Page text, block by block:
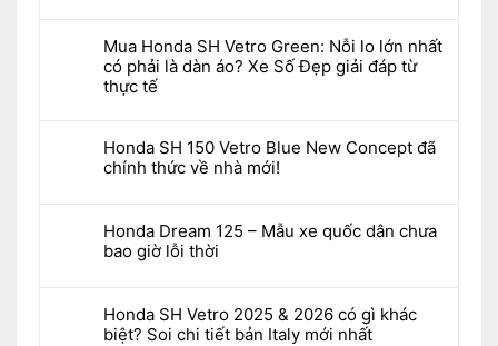
Mua Honda SH Vetro Green: Nỗi lo lớn nhất
có phải là dàn áo? Xe Số Đẹp giải đáp từ
thực tế
Honda SH 150 Vetro Blue New Concept đã
chính thức về nhà mới!
Honda Dream 125 – Mẫu xe quốc dân chưa
bao giờ lỗi thời
Honda SH Vetro 2025 & 2026 có gì khác
biệt? Soi chi tiết bản Italy mới nhất